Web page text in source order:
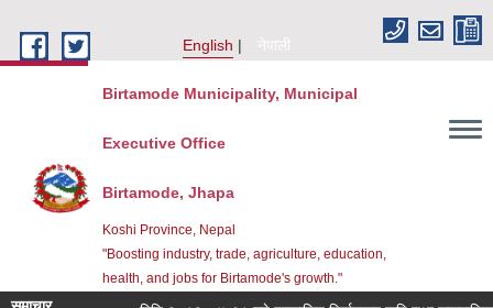
English
नेपाली
Birtamode Municipality, Municipal
Executive Office
Birtamode, Jhapa
Koshi Province, Nepal
"Boosting industry, trade, agriculture, education,
health, and jobs for Birtamode's growth."